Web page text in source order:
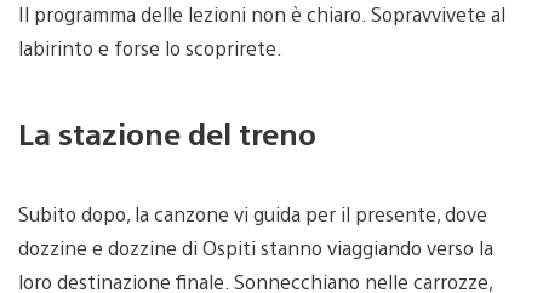
Il programma delle lezioni non è chiaro. Sopravvivete al
labirinto e forse lo scoprirete.
La stazione del treno
Subito dopo, la canzone vi guida per il presente, dove
dozzine e dozzine di Ospiti stanno viaggiando verso la
loro destinazione finale. Sonnecchiano nelle carrozze,